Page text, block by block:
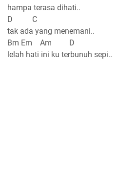
hampa terasa dihati..
D C
tak ada yang menemani..
Bm Em Am D
lelah hati ini ku terbunuh sepi..